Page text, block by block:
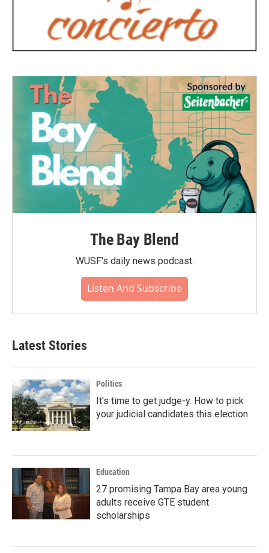
The Bay Blend
WUSF's daily news podcast.
Listen And Subscribe
Latest Stories
Politics
It's time to get judge-y. How to pick
your judicial candidates this election
Education
27 promising Tampa Bay area young
adults receive GTE student
scholarships